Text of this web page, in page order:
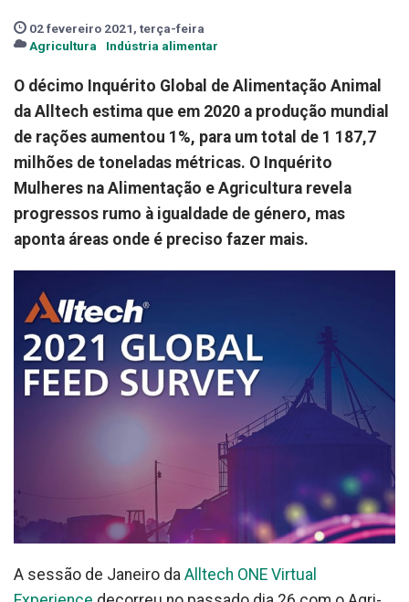
02 fevereiro 2021, terça-feira
Agricultura
Indústria alimentar
O décimo Inquérito Global de Alimentação Animal
da Alltech estima que em 2020 a produção mundial
de rações aumentou 1%, para um total de 1 187,7
milhões de toneladas métricas. O Inquérito
Mulheres na Alimentação e Agricultura revela
progressos rumo à igualdade de género, mas
aponta áreas onde é preciso fazer mais.
A sessão de Janeiro da Alltech ONE Virtual